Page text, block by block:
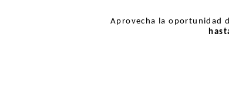
Aprovecha la oportunidad